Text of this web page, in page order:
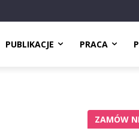
PUBLIKACJE PRACA
ZAMÓW